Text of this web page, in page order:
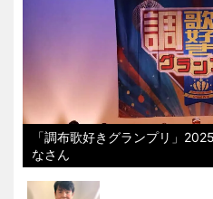
「調布歌好きグランプリ」
なさん